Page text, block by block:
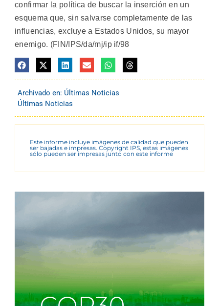
confirmar la política de buscar la inserción en un
esquema que, sin salvarse completamente de las
influencias, excluye a Estados Unidos, su mayor
enemigo. (FIN/IPS/da/mj/ip if/98
Archivado en: Últimas Noticias
Últimas Noticias
Este informe incluye imágenes de calidad que pueden
ser bajadas e impresas. Copyright IPS, estas imágenes
sólo pueden ser impresas junto con este informe